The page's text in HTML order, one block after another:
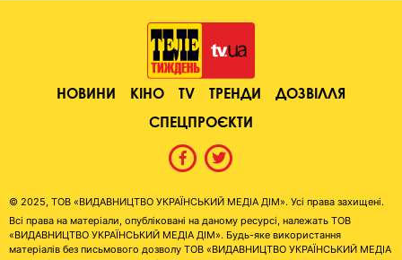
НОВИНИ КІНО TV ТРЕНДИ
ДОЗВІЛЛЯ
СПЕЦПРОЄКТИ
© 2025, ТОВ «ВИДАВНИЦТВО УКРАЇНСЬКИЙ МЕДІА ДІМ». Усі права захищені.
Всі права на матеріали, опубліковані на даному ресурсі, належать ТОВ
«ВИДАВНИЦТВО УКРАЇНСЬКИЙ МЕДІА ДІМ». Будь-яке використання
матеріалів без письмового дозволу ТОВ «ВИДАВНИЦТВО УКРАЇНСЬКИЙ МЕДІА